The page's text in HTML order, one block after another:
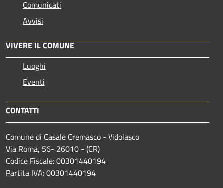
Comunicati
Avvisi
VIVERE IL COMUNE
Luoghi
Eventi
CONTATTI
Comune di Casale Cremasco - Vidolasco
Via Roma, 56- 26010 - (CR)
Codice Fiscale: 00301440194
Partita IVA: 00301440194